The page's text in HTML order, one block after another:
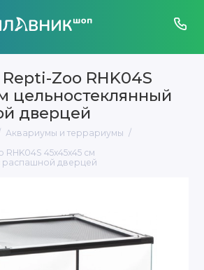
Zoo RHK04S
цельностеклянный
дверцей
Аквариумы и террариумы
45x45x45 см
распашной дверцей